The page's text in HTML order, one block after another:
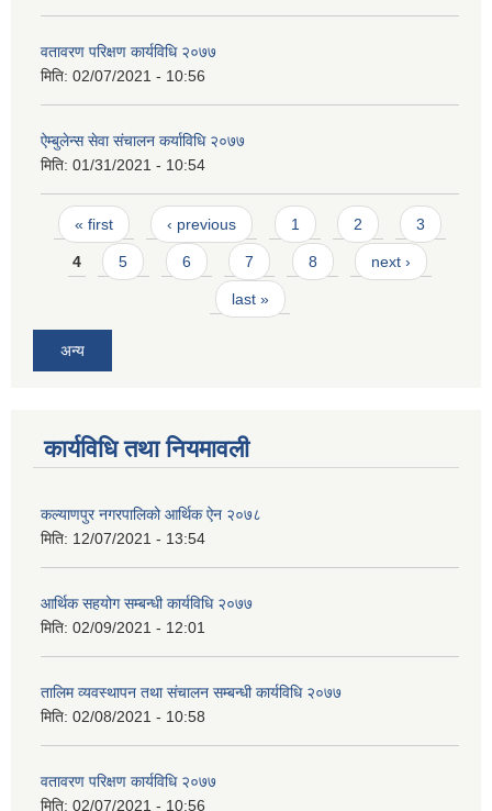
वतावरण परिक्षण कार्यविधि २०७७
मिति: 02/07/2021 - 10:56
ऐम्बुलेन्स सेवा संचालन कर्याविधि २०७७
मिति: 01/31/2021 - 10:54
Pages
« first ‹ previous 1 2 3
4 5 6 7 8 next ›
last »
अन्य
कार्यविधि तथा नियमावली
कल्याणपुर नगरपालिको आर्थिक ऐन २०७८
मिति: 12/07/2021 - 13:54
आर्थिक सहयोग सम्बन्धी कार्यविधि २०७७
मिति: 02/09/2021 - 12:01
तालिम व्यवस्थापन तथा संचालन सम्बन्धी कार्यविधि २०७७
मिति: 02/08/2021 - 10:58
वतावरण परिक्षण कार्यविधि २०७७
मिति: 02/07/2021 - 10:56